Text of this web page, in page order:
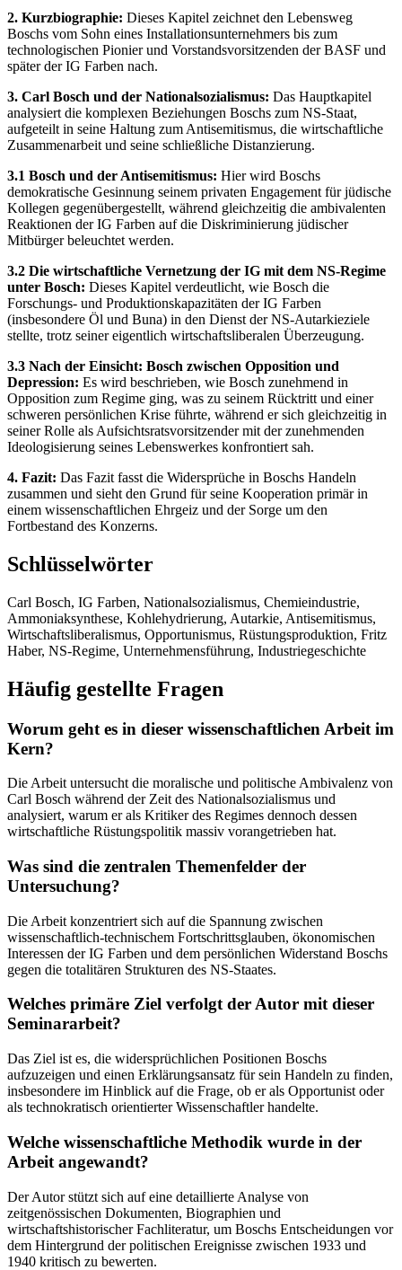
2. Kurzbiographie: Dieses Kapitel zeichnet den Lebensweg
Boschs vom Sohn eines Installationsunternehmers bis zum
technologischen Pionier und Vorstandsvorsitzenden der BASF und
später der IG Farben nach.
3. Carl Bosch und der Nationalsozialismus: Das Hauptkapitel
analysiert die komplexen Beziehungen Boschs zum NS-Staat,
aufgeteilt in seine Haltung zum Antisemitismus, die wirtschaftliche
Zusammenarbeit und seine schließliche Distanzierung.
3.1 Bosch und der Antisemitismus: Hier wird Boschs
demokratische Gesinnung seinem privaten Engagement für jüdische
Kollegen gegenübergestellt, während gleichzeitig die ambivalenten
Reaktionen der IG Farben auf die Diskriminierung jüdischer
Mitbürger beleuchtet werden.
3.2 Die wirtschaftliche Vernetzung der IG mit dem NS-Regime
unter Bosch: Dieses Kapitel verdeutlicht, wie Bosch die
Forschungs- und Produktionskapazitäten der IG Farben
(insbesondere Öl und Buna) in den Dienst der NS-Autarkieziele
stellte, trotz seiner eigentlich wirtschaftsliberalen Überzeugung.
3.3 Nach der Einsicht: Bosch zwischen Opposition und
Depression: Es wird beschrieben, wie Bosch zunehmend in
Opposition zum Regime ging, was zu seinem Rücktritt und einer
schweren persönlichen Krise führte, während er sich gleichzeitig in
seiner Rolle als Aufsichtsratsvorsitzender mit der zunehmenden
Ideologisierung seines Lebenswerkes konfrontiert sah.
4. Fazit: Das Fazit fasst die Widersprüche in Boschs Handeln
zusammen und sieht den Grund für seine Kooperation primär in
einem wissenschaftlichen Ehrgeiz und der Sorge um den
Fortbestand des Konzerns.
Schlüsselwörter
Carl Bosch, IG Farben, Nationalsozialismus, Chemieindustrie,
Ammoniaksynthese, Kohlehydrierung, Autarkie, Antisemitismus,
Wirtschaftsliberalismus, Opportunismus, Rüstungsproduktion, Fritz
Haber, NS-Regime, Unternehmensführung, Industriegeschichte
Häufig gestellte Fragen
Worum geht es in dieser wissenschaftlichen Arbeit im
Kern?
Die Arbeit untersucht die moralische und politische Ambivalenz von
Carl Bosch während der Zeit des Nationalsozialismus und
analysiert, warum er als Kritiker des Regimes dennoch dessen
wirtschaftliche Rüstungspolitik massiv vorangetrieben hat.
Was sind die zentralen Themenfelder der
Untersuchung?
Die Arbeit konzentriert sich auf die Spannung zwischen
wissenschaftlich-technischem Fortschrittsglauben, ökonomischen
Interessen der IG Farben und dem persönlichen Widerstand Boschs
gegen die totalitären Strukturen des NS-Staates.
Welches primäre Ziel verfolgt der Autor mit dieser
Seminararbeit?
Das Ziel ist es, die widersprüchlichen Positionen Boschs
aufzuzeigen und einen Erklärungsansatz für sein Handeln zu finden,
insbesondere im Hinblick auf die Frage, ob er als Opportunist oder
als technokratisch orientierter Wissenschaftler handelte.
Welche wissenschaftliche Methodik wurde in der
Arbeit angewandt?
Der Autor stützt sich auf eine detaillierte Analyse von
zeitgenössischen Dokumenten, Biographien und
wirtschaftshistorischer Fachliteratur, um Boschs Entscheidungen vor
dem Hintergrund der politischen Ereignisse zwischen 1933 und
1940 kritisch zu bewerten.